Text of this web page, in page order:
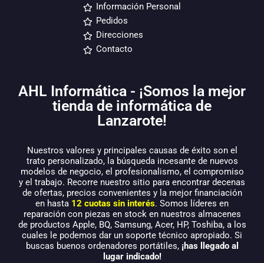
Información Personal
Pedidos
Direcciones
Contacto
AHL Informática - ¡Somos la mejor
tienda de informática de
Lanzarote!
Nuestros valores y principales causas de éxito son el
trato personalizado, la búsqueda incesante de nuevos
modelos de negocio, el profesionalismo, el compromiso
y el trabajo. Recorre nuestro sitio para encontrar decenas
de ofertas, precios convenientes y la mejor financiación
en hasta 12 cuotas sin interés. Somos líderes en
reparación con piezas en stock en nuestros almacenes
de productos Apple, BQ, Samsung, Acer, HP, Toshiba, a los
cuales le podemos dar un soporte técnico apropiado. Si
buscas buenos ordenadores portátiles, ¡has llegado al
lugar indicado!